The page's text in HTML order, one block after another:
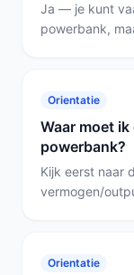
Ja — je kunt
powerbank,
hoge
nodig hebt.
Orientatie
Waar moet
powerbank?
Kijk eerst naar
vermogen/
compacte of
Orientatie